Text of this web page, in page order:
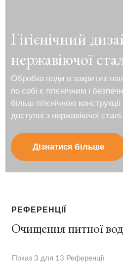
Гігієнічний
нержавіючої
Обробка води в закритих
по собі є гігієнічним і
більш гігієнічною
доступні з нержавіючої сталі.
Дізнатися більше
РЕФЕРЕНЦІЇ
Очищення питної
Показ 3 для 13 Референції